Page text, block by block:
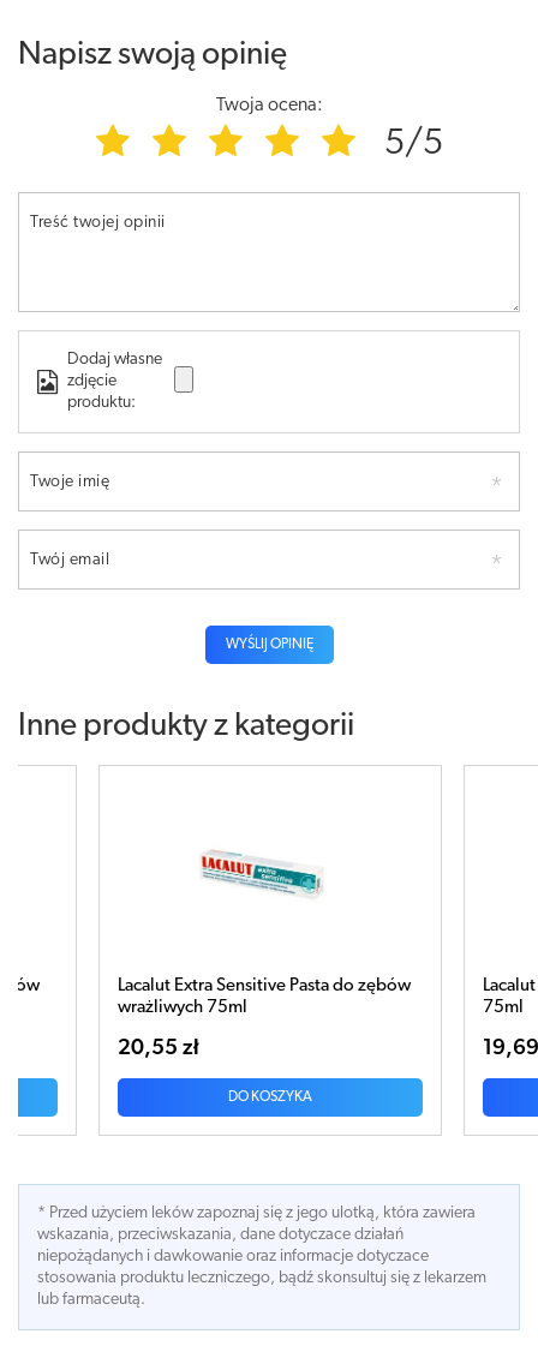
Napisz swoją opinię
Twoja ocena:
5/5
Treść twojej opinii
Dodaj własne
zdjęcie
produktu:
Twoje imię
Twój email
WYŚLIJ OPINIĘ
Inne produkty z kategorii
do zębów
Lacalut Multi-Effect Pasta do zębów
75ml
19,69 zł
DO KOSZYKA
* Przed użyciem leków zapoznaj się z jego ulotką, która zawiera
wskazania, przeciwskazania, dane dotyczace działań
niepożądanych i dawkowanie oraz informacje dotyczace
stosowania produktu leczniczego, bądź skonsultuj się z lekarzem
lub farmaceutą.